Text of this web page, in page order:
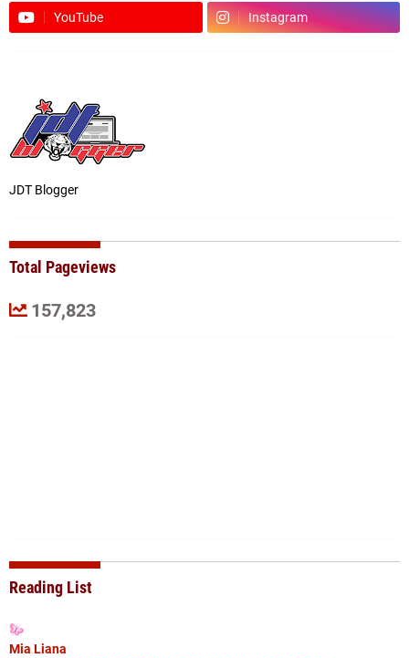
YouTube Instagram
JDT Blogger
Total Pageviews
157,823
Reading List
Mia Liana